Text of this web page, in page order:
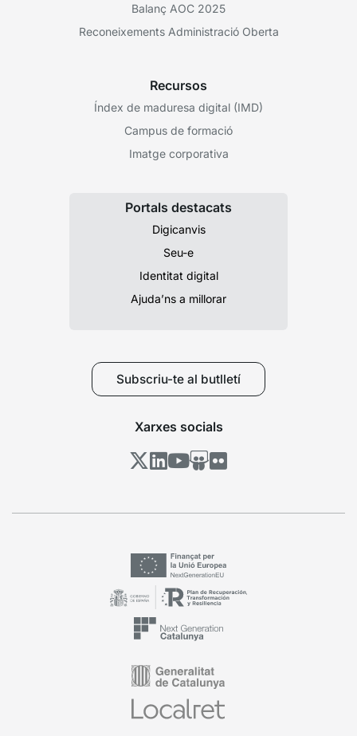
Balanç AOC 2025
Reconeixements Administració Oberta
Recursos
Índex de maduresa digital (IMD)
Campus de formació
Imatge corporativa
Portals destacats
Digicanvis
Seu-e
Identitat digital
Ajuda’ns a millorar
Subscriu-te al butlletí
Xarxes socials